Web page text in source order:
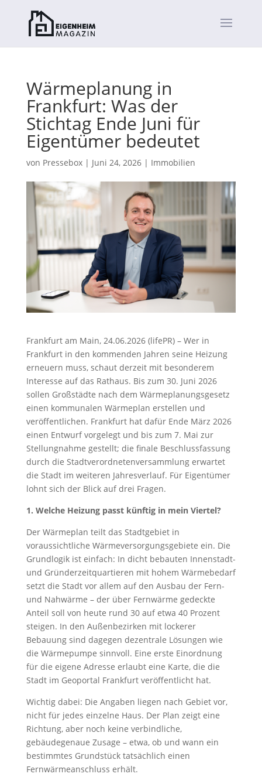
Wärmeplanung in
Frankfurt: Was der
Stichtag Ende Juni für
Eigentümer bedeutet
von Pressebox| Juni 24, 2026| Immobilien
Frankfurt am Main, 24.06.2026 (lifePR) – Wer in
Frankfurt in den kommenden Jahren seine Heizung
erneuern muss, schaut derzeit mit besonderem
Interesse auf das Rathaus. Bis zum 30. Juni 2026
sollen Großstädte nach dem Wärmeplanungsgesetz
einen kommunalen Wärmeplan erstellen und
veröffentlichen. Frankfurt hat dafür Ende März 2026
einen Entwurf vorgelegt und bis zum 7. Mai zur
Stellungnahme gestellt; die finale Beschlussfassung
durch die Stadtverordnetenversammlung erwartet
die Stadt im weiteren Jahresverlauf. Für Eigentümer
lohnt sich der Blick auf drei Fragen.
1. Welche Heizung passt künftig in mein Viertel?
Der Wärmeplan teilt das Stadtgebiet in
voraussichtliche Wärmeversorgungsgebiete ein. Die
Grundlogik ist einfach: In dicht bebauten Innenstadt-
und Gründerzeitquartieren mit hohem Wärmebedarf
setzt die Stadt vor allem auf den Ausbau der Fern-
und Nahwärme – der über Fernwärme gedeckte
Anteil soll von heute rund 30 auf etwa 40 Prozent
steigen. In den Außenbezirken mit lockerer
Bebauung sind dagegen dezentrale Lösungen wie
die Wärmepumpe sinnvoll. Eine erste Einordnung
für die eigene Adresse erlaubt eine Karte, die die
Stadt im Geoportal Frankfurt veröffentlicht hat.
Wichtig dabei: Die Angaben liegen nach Gebiet vor,
nicht für jedes einzelne Haus. Der Plan zeigt eine
Richtung, aber noch keine verbindliche,
gebäudegenaue Zusage – etwa, ob und wann ein
bestimmtes Grundstück tatsächlich einen
Fernwärmeanschluss erhält.